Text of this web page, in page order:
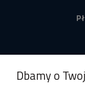
Dbamy o